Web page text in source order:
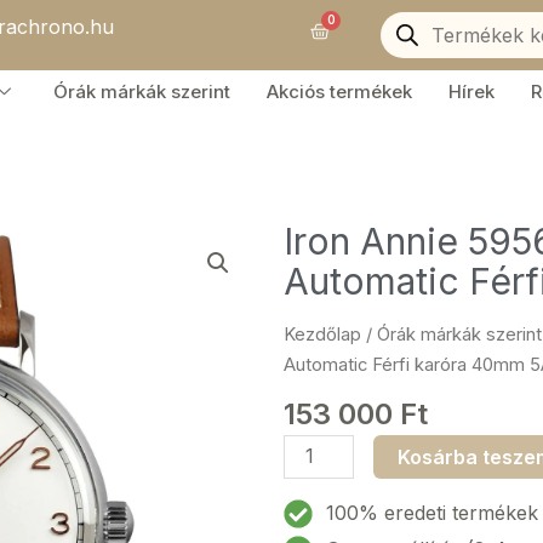
0Kosár
Products
search
Órák márkák szerint Akciós termékek Hírek
Iron Annie
Automatic
Kezdőlap / Órák márkák szerint
Automatic Férfi karóra 40mm
153 000 Ft
Iron
Annie
5956-
Kosárba
100% eredeti termékek